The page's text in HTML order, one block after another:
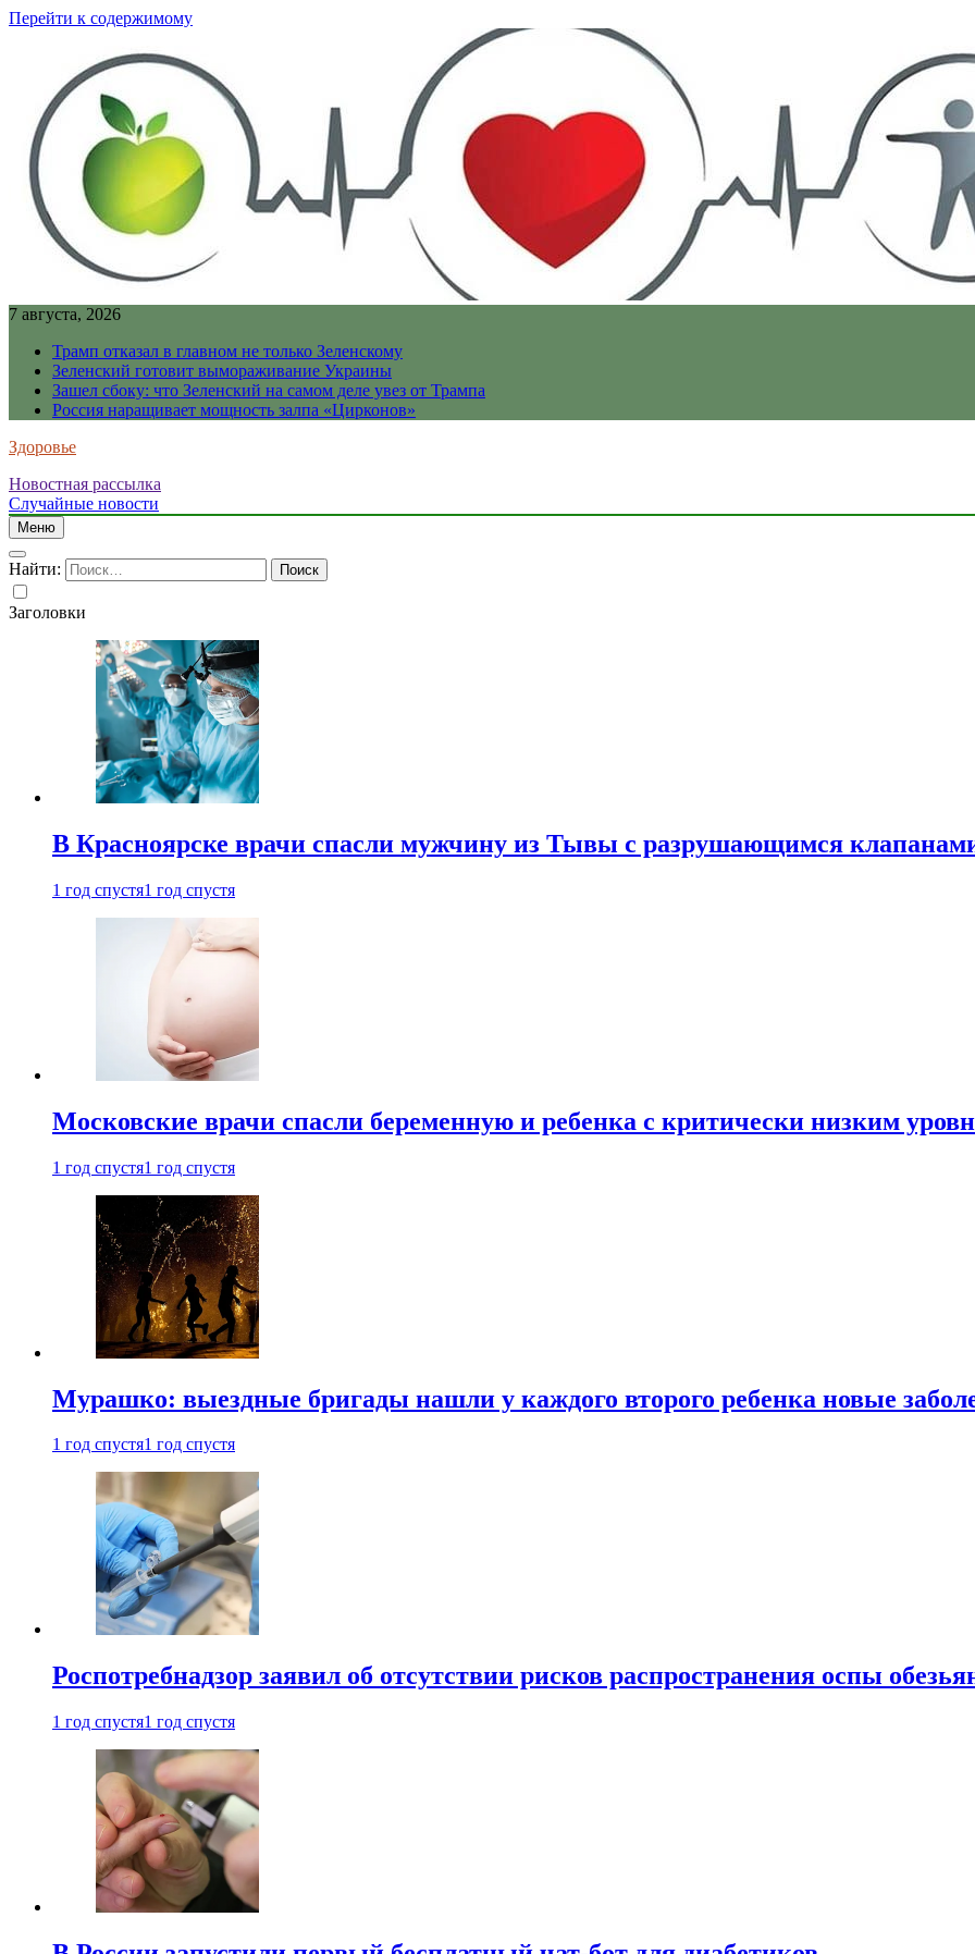
Перейти к содержимому
7 августа, 2026
Трамп отказал в главном не только Зеленскому
Зеленский готовит вымораживание Украины
Зашел сбоку: что Зеленский на самом деле увез от Трампа
Россия наращивает мощность залпа «Цирконов»
Здоровье
Новостная рассылка
Случайные новости
Меню
Найти:
Заголовки
В Красноярске врачи спасли мужчину из Тывы с разрушающимся
1 год спустя1 год спустя
Московские врачи спасли беременную и ребенка с критически низким
1 год спустя1 год спустя
Мурашко: выездные бригады нашли у каждого второго ребенка новые
1 год спустя1 год спустя
Роспотребнадзор заявил об отсутствии рисков распространения оспы
1 год спустя1 год спустя